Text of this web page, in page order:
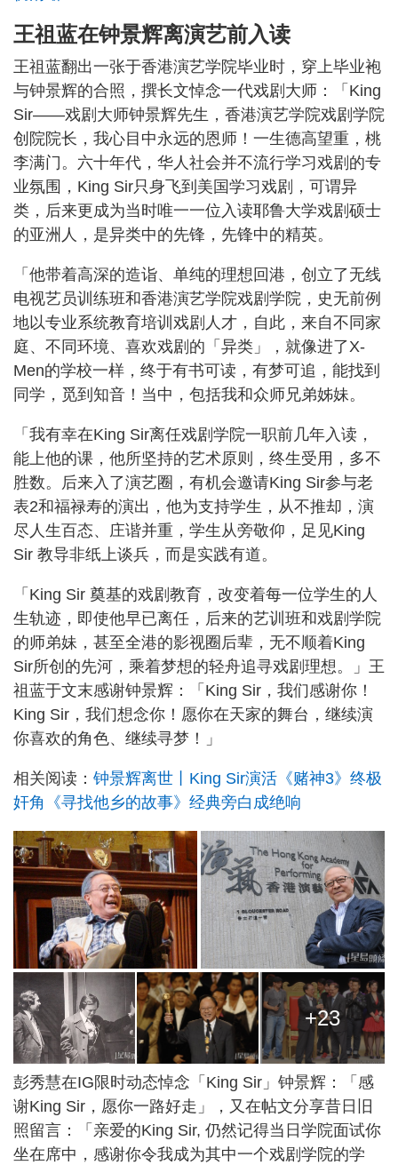
王祖蓝在钟景辉离演艺前入读
王祖蓝翻出一张于香港演艺学院毕业时，穿上毕业袍
与钟景辉的合照，撰长文悼念一代戏剧大师：「King
Sir——戏剧大师钟景辉先生，香港演艺学院戏剧学院
创院院长，我心目中永远的恩师！一生德高望重，桃
李满门。六十年代，华人社会并不流行学习戏剧的专
业氛围，King Sir只身飞到美国学习戏剧，可谓异
类，后来更成为当时唯一一位入读耶鲁大学戏剧硕士
的亚洲人，是异类中的先锋，先锋中的精英。
「他带着高深的造诣、单纯的理想回港，创立了无线
电视艺员训练班和香港演艺学院戏剧学院，史无前例
地以专业系统教育培训戏剧人才，自此，来自不同家
庭、不同环境、喜欢戏剧的「异类」，就像进了X-
Men的学校一样，终于有书可读，有梦可追，能找到
同学，觅到知音！当中，包括我和众师兄弟姊妹。
「我有幸在King Sir离任戏剧学院一职前几年入读，
能上他的课，他所坚持的艺术原则，终生受用，多不
胜数。后来入了演艺圈，有机会邀请King Sir参与老
表2和福禄寿的演出，他为支持学生，从不推却，演
尽人生百态、庄谐并重，学生从旁敬仰，足见King
Sir 教导非纸上谈兵，而是实践有道。
「King Sir 奠基的戏剧教育，改变着每一位学生的人
生轨迹，即使他早已离任，后来的艺训班和戏剧学院
的师弟妹，甚至全港的影视圈后辈，无不顺着King
Sir所创的先河，乘着梦想的轻舟追寻戏剧理想。」王
祖蓝于文末感谢钟景辉：「King Sir，我们感谢你！
King Sir，我们想念你！愿你在天家的舞台，继续演
你喜欢的角色、继续寻梦！」
相关阅读： 钟景辉离世丨King Sir演活《赌神3》终极
奸角《寻找他乡的故事》经典旁白成绝响
+23
彭秀慧在IG限时动态悼念「King Sir」钟景辉：「感
谢King Sir，愿你一路好走」，又在帖文分享昔日旧
照留言：「亲爱的King Sir, 仍然记得当日学院面试你
坐在席中，感谢你令我成为其中一个戏剧学院的学